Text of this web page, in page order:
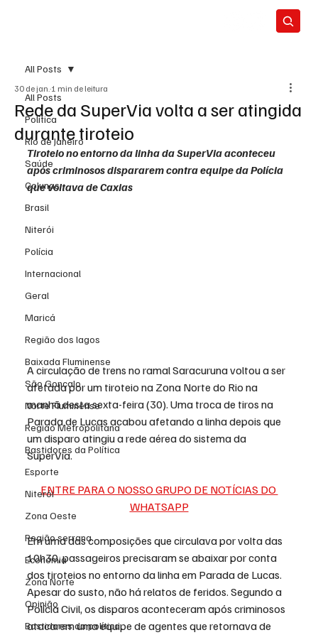
All Posts
Política
Rio de Janeiro
Saúde
Colunas
Brasil
Niterói
Polícia
Internacional
Geral
Maricá
Região dos lagos
Baixada Fluminense
São Gonçalo
Norte Fluminense
Região Metropolitana
Bastidores da Política
Esporte
Niterói
Zona Oeste
Região serrana
Economia
Zona Norte
Opinião
Bastidores da política
All Posts
Rede da SuperVia volta a ser atingida
durante tiroteio
30 de jan. 1 min de leitura
Tiroteio no entorno da linha da SuperVia aconteceu
após criminosos dispararem contra equipe da Polícia
que voltava de Caxias
A circulação de trens no ramal Saracuruna voltou a ser
afetada por um tiroteio na Zona Norte do Rio na
manhã desta sexta-feira (30). Uma troca de tiros na
Parada de Lucas acabou afetando a linha depois que
um disparo atingiu a rede aérea do sistema da
SuperVia.
ENTRE PARA O NOSSO GRUPO DE NOTÍCIAS DO
WHATSAPP
Em uma das composições que circulava por volta das
10h30, passageiros precisaram se abaixar por conta
dos tiroteios no entorno da linha em Parada de Lucas.
Apesar do susto, não há relatos de feridos. Segundo a
Polícia Civil, os disparos aconteceram após criminosos
atacarem uma equipe de agentes que retornava de